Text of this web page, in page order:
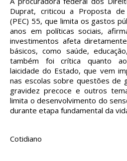
Duprat, criticou a Proposta de
(PEC) 55, que limita os gastos
anos em políticas sociais,
investimentos afeta
básicos, como saúde,
também foi crítica quanto
laicidade do Estado, que vem
nas escolas sobre questões de
gravidez precoce e outros
limita o desenvolvimento do
durante etapa fundamental da
Cotidiano